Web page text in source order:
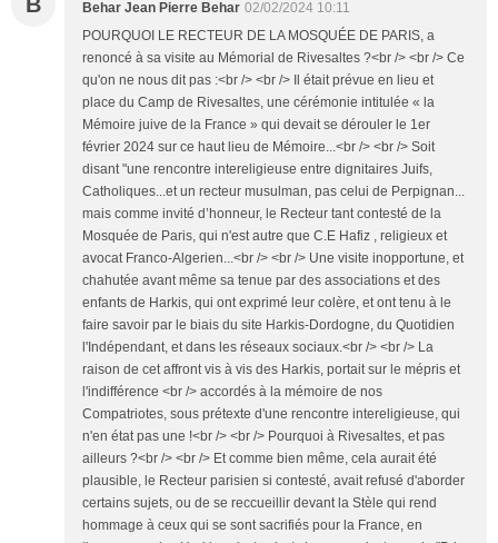
Behar Jean Pierre Behar 02/02/2024 10:11
POURQUOI LE RECTEUR DE LA MOSQUÉE DE PARIS, a
renoncé à sa visite au Mémorial de Rivesaltes ?<br /> <br /> Ce
qu'on ne nous dit pas :<br /> <br /> Il était prévue en lieu et
place du Camp de Rivesaltes, une cérémonie intitulée « la
Mémoire juive de la France » qui devait se dérouler le 1er
février 2024 sur ce haut lieu de Mémoire...<br /> <br /> Soit
disant "une rencontre intereligieuse entre dignitaires Juifs,
Catholiques...et un recteur musulman, pas celui de Perpignan...
mais comme invité d’honneur, le Recteur tant contesté de la
Mosquée de Paris, qui n'est autre que C.E Hafiz , religieux et
avocat Franco-Algerien...<br /> <br /> Une visite inopportune, et
chahutée avant même sa tenue par des associations et des
enfants de Harkis, qui ont exprimé leur colère, et ont tenu à le
faire savoir par le biais du site Harkis-Dordogne, du Quotidien
l'Indépendant, et dans les réseaux sociaux.<br /> <br /> La
raison de cet affront vis à vis des Harkis, portait sur le mépris et
l'indifférence <br /> accordés à la mémoire de nos
Compatriotes, sous prétexte d'une rencontre intereligieuse, qui
n'en état pas une !<br /> <br /> Pourquoi à Rivesaltes, et pas
ailleurs ?<br /> <br /> Et comme bien même, cela aurait été
plausible, le Recteur parisien si contesté, avait refusé d'aborder
certains sujets, ou de se reccueillir devant la Stèle qui rend
hommage à ceux qui se sont sacrifiés pour la France, en